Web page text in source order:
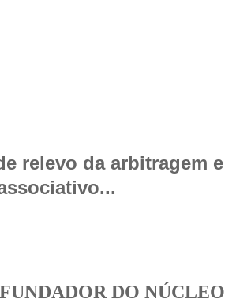
relevo da arbitragem e
DO NÚCLEO